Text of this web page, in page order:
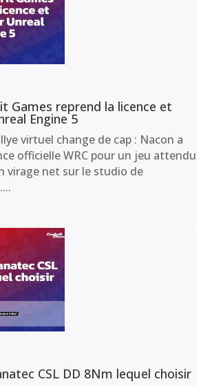
Games reprend la licence et
Engine 5
virtuel change de cap : Nacon a
officielle WRC pour un jeu attendu
virage net sur le studio de
CSL DD 8Nm lequel choisir